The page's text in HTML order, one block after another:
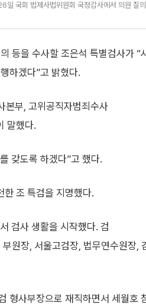
국회 법제사법위원회 국정감사에서 의원 질
등을 수사할 조은석 특별검사가 “
하겠다”고 밝혔다.
본부, 고위공직자범죄수사
말했다.
갖도록 하겠다”고 했다.
한 조 특검을 지명했다.
검사 생활을 시작했다. 검
원장, 서울고검장, 법무연수원장,
형사부장으로 재직하면서 세월호